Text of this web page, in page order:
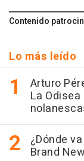
Contenido
Lo más leído
Arturo
La
¿Dónde
Brand